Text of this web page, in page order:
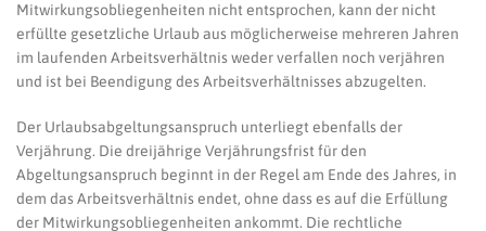
Mitwirkungsobliegenheiten nicht entsprochen, kann der nicht
erfüllte gesetzliche Urlaub aus möglicherweise mehreren Jahren
im laufenden Arbeitsverhältnis weder verfallen noch verjähren
und ist bei Beendigung des Arbeitsverhältnisses abzugelten.
Der Urlaubsabgeltungsanspruch unterliegt ebenfalls der
Verjährung. Die dreijährige Verjährungsfrist für den
Abgeltungsanspruch beginnt in der Regel am Ende des Jahres, in
dem das Arbeitsverhältnis endet, ohne dass es auf die Erfüllung
der Mitwirkungsobliegenheiten ankommt. Die rechtliche